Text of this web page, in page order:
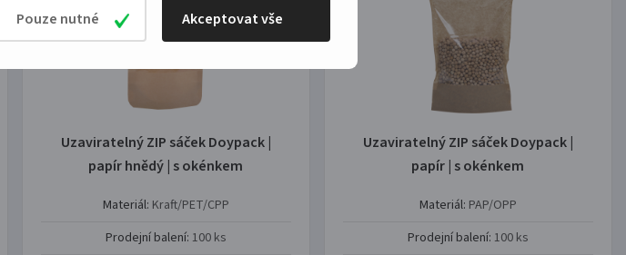
Pouze nutné Akceptovat vše
Uzaviratelný ZIP sáček Doypack |
papír hnědý | s okénkem
Materiál: Kraft/PET/CPP
Prodejní balení: 100 ks
Uzaviratelný ZIP sáček Doypack |
papír | s okénkem
Materiál: PAP/OPP
Prodejní balení: 100 ks